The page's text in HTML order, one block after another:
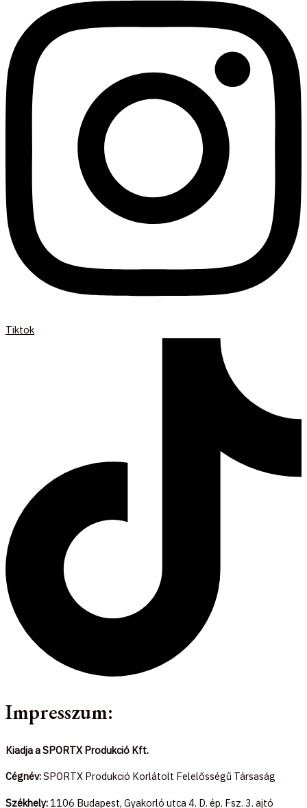
Tiktok
Impresszum:
Kiadja a SPORTX Produkció Kft.
Cégnév:SPORTX Produkció Korlátolt Felelősségű Társaság
Székhely:1106 Budapest, Gyakorló utca 4. D. ép. Fsz. 3. ajtó